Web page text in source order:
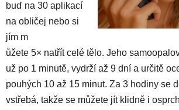
buď na 30 aplikací
na obličej nebo si
jím m
ůžete 5× natřít celé tělo. Jeho
už po 1 minutě, vydrží až 9 dní a určitě
pouhých 10 až 15 minut. Za 3 hodiny se
vstřebá, takže se můžete jít klidně i